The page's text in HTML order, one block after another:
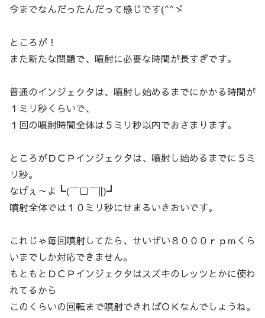
今までなんだったんだって感じです(^^ゞ
ところが！
また新たな問題で、噴射に必要な時間が長すぎです。
普通のインジェクタは、噴射し始めるまでにかかる時間が
１ミリ秒くらいで、
１回の噴射時間全体は５ミリ秒以内でおさまります。
ところがＤＣＰインジェクタは、噴射し始めるまでに５ミ
リ秒。
なげぇ～よ┗(￣□￣||)┛
噴射全体では１０ミリ秒にせまるいきおいです。
これじゃ毎回噴射してたら、せいぜい８０００ｒｐｍくら
いまでしか対応できません。
もともとＤＣＰインジェクタはスズキのレッツとかに使わ
れてるから
このくらいの回転まで噴射できればＯＫなんでしょうね。